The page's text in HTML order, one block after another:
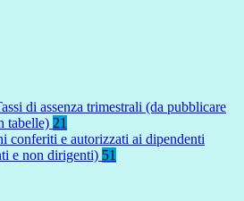
di assenza trimestrali (da pubblicare
tabelle) 21
conferiti e autorizzati ai dipendenti
e non dirigenti) 51